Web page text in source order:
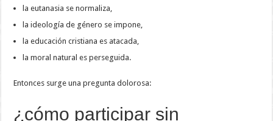
la eutanasia se normaliza,
la ideología de género se impone,
la educación cristiana es atacada,
la moral natural es perseguida.
Entonces surge una pregunta dolorosa:
¿cómo participar sin